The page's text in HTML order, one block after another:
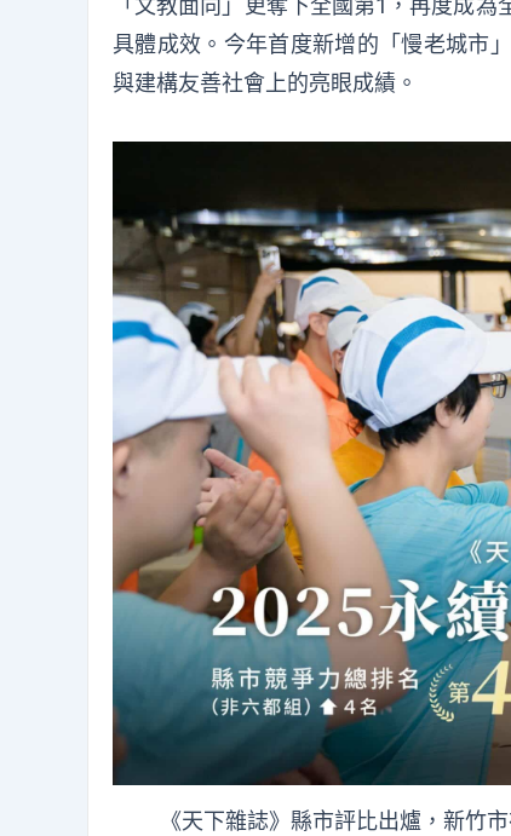
「文教面向」更奪下全國第1，再度成
具體成效。今年首度新增的「慢老城市
與建構友善社會上的亮眼成績。
《天下雜誌》縣市評比出爐，新竹